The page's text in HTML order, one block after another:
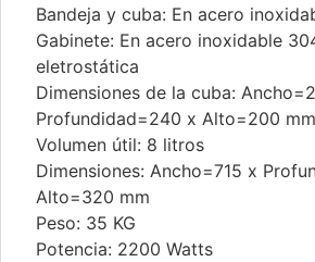
Bandeja y cuba: En acero
Gabinete: En acero inoxidable
eletrostática
Dimensiones de la cuba:
Profundidad=240 x Alto=200 mm
Volumen útil: 8 litros
Dimensiones: Ancho=715 x
Alto=320 mm
Peso: 35 KG
Potencia: 2200 Watts